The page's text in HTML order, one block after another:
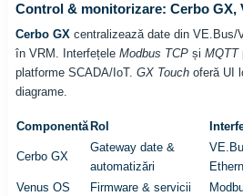
Control & monitorizare: Cerbo GX,
Cerbo GX centralizează date din
în VRM. Interfețele Modbus TCP și MQTT
platforme SCADA/IoT. GX Touch oferă UI
diagrame.
Componentă Rol
Cerbo GX
Gateway date &
automatizări
Venus OS
Firmware & servicii